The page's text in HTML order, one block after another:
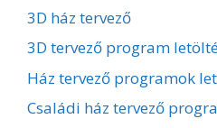
3D ház tervező
3D tervező program
Ház tervező programok
Családi ház tervező